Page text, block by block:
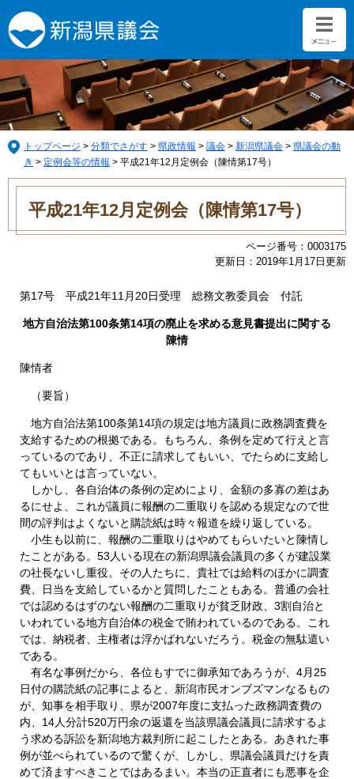
ー
ジ
の
先
頭
で
す。
ニ
ュ
ー
を
飛
ば
し
て
トップページ > 分類でさがす > 県政情報 > 議会 > 新潟県議会 > 県議会の動
き > 定例会等の情報 > 平成21年12月定例会（陳情第17号）
本
平成21年12月定例会（陳情第17号）
ページ番号：0003175
更新日：2019年1月17日更新
第17号 平成21年11月20日受理 総務文教委員会 付託
地方自治法第100条第14項の廃止を求める意見書提出に関する
陳情
陳情者
（要旨）
地方自治法第100条第14項の規定は地方議員に政務調査費を
支給するための根拠である。もちろん、条例を定めて行えと言
っているのであり、不正に請求してもいい、でたらめに支給し
てもいいとは言っていない。
しかし、各自治体の条例の定めにより、金額の多寡の差はあ
るにせよ、これが議員に報酬の二重取りを認める規定なので世
間の評判はよくないと購読紙は時々報道を繰り返している。
小生も以前に、報酬の二重取りはやめてもらいたいと陳情し
たことがある。53人いる現在の新潟県議会議員の多くが建設業
の社長ないし重役。その人たちに、貴社では給料のほかに調査
費、日当を支給しているかと質問したこともある。普通の会社
では認めるはずのない報酬の二重取りが貧乏財政、3割自治と
いわれている地方自治体の税金で賄われているのである。これ
では、納税者、主権者は浮かばれないだろう。税金の無駄遣い
である。
有名な事例だから、各位もすでに御承知であろうが、4月25
日付の購読紙の記事によると、新潟市民オンブズマンなるもの
が、知事を相手取り、県が2007年度に支払った政務調査費の
内、14人分計520万円余の返還を当該県議会議員に請求するよ
う求める訴訟を新潟地方裁判所に起こしたとある。あきれた事
例が並べられているので驚くが、しかし、県議会議員だけを責
めて済ますべきことではあるまい。本当の正直者にも悪事を企